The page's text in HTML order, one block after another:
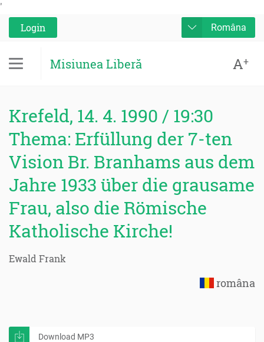
'
Login
Româna
Misiunea Liberă A+
Krefeld, 14. 4. 1990 / 19:30
Thema: Erfüllung der 7-ten
Vision Br. Branhams aus dem
Jahre 1933 über die grausame
Frau, also die Römische
Katholische Kirche!
Ewald Frank
româna
Download MP3